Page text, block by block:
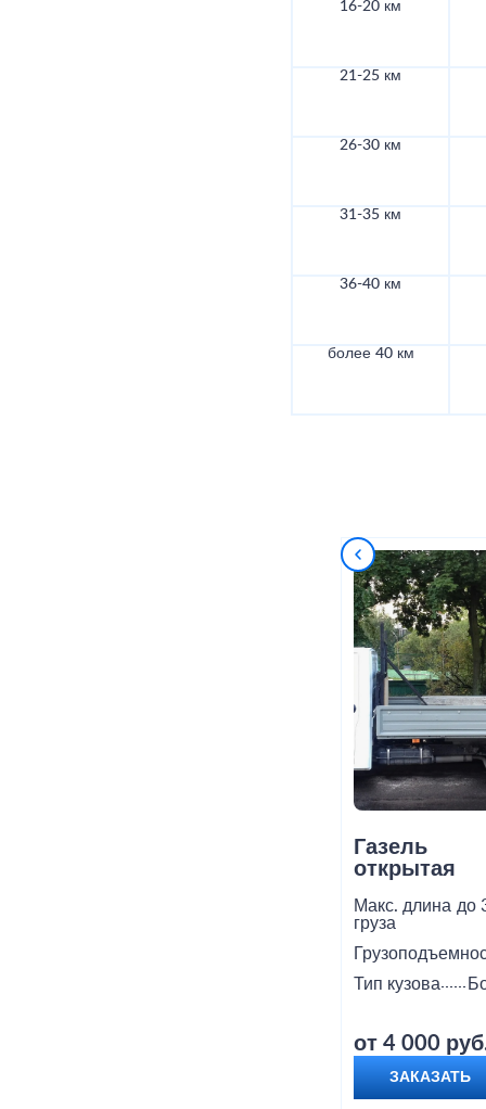
16-20 км
21-25 км
26-30 км
31-35 км
36-40 км
более 40 км
Газель
открытая
Макс. длина
груза
до
Тип кузова
от 4 000
ЗАКАЗАТЬ